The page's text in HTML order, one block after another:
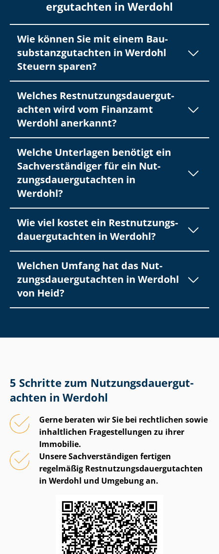
er­gut­ach­ten in Werdohl
Wie können Sie mit einem Bau­
sub­stanz­gut­ach­ten in Werdohl
Steuern sparen?
Welches Rest­nut­zungs­dau­er­gut­
ach­ten wird vom Finanzamt
Werdohl anerkannt?
Welche Unterlagen benötigt ein
Sach­ver­stän­di­ger für ein Nut­
zungs­dau­er­gut­ach­ten in
Werdohl?
Wie viel kostet ein Rest­nut­zungs­
dau­er­gut­ach­ten in Werdohl?
Welchen Umfang hat das Nut­
zungs­dau­er­gut­ach­ten in Werdohl
von Heid?
5 Schritte zum Nut­zungs­dau­er­gut­
ach­ten in Werdohl
Gerne beraten wir Sie bei rechtlichen sowie
inhaltlichen Fragestellungen zu ihrer
Immobilie.
Unsere Sach­ver­stän­di­gen fertigen
regelmäßig Rest­nut­zungs­dau­er­gut­ach­ten
in Werdohl und Umgebung an.